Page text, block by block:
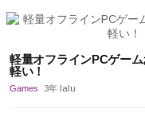
軽量オフラインPCゲー
軽い！
Games 3年 lalu